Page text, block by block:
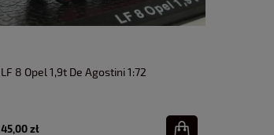
LF 8 Opel 1,9t De Agostini 1:72
45,00 zł